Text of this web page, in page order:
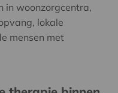
in woonzorgcentra,
lokale
mensen met